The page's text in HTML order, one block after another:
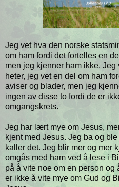
Jeg vet hva den norske
om ham fordi det fortelles en
men jeg kjenner ham ikke.
heter, jeg vet en del om ham
aviser og blader, men jeg
ingen av disse to fordi de er
omgangskrets.
Jeg har lært mye om Jesus,
kjent med Jesus. Jeg ba og
kaller det. Jeg blir mer og mer
omgås med ham ved å lese i
på å vite noe om en person
er ikke å vite mye om Gud og